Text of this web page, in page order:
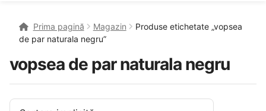
Prima pagină Magazin
Produse etichetate „vopsea
de par naturala negru”
vopsea de par naturala negru